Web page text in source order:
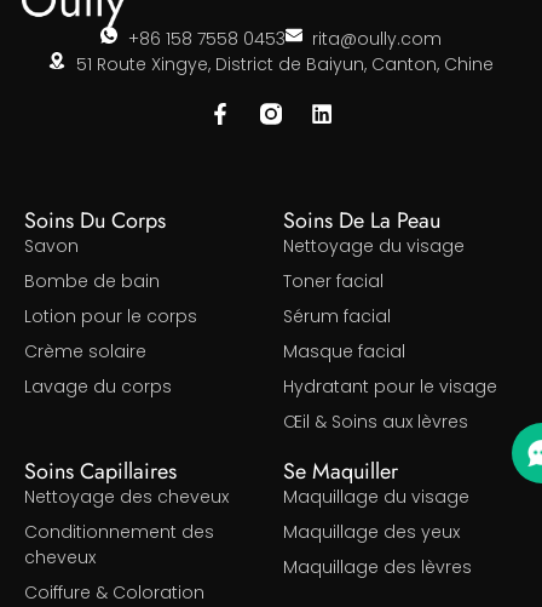
+86 158 7558 0453
rita@oully.com
51 Route Xingye, District de Baiyun, Canton, Chine
Soins Du Corps
Savon
Bombe de bain
Lotion pour le corps
Crème solaire
Lavage du corps
Soins De La Peau
Nettoyage du visage
Toner facial
Sérum facial
Masque facial
Hydratant pour le visage
Œil & Soins aux lèvres
Soins Capillaires
Nettoyage des cheveux
Conditionnement des
cheveux
Coiffure & Coloration
Se Maquiller
Maquillage du visage
Maquillage des yeux
Maquillage des lèvres